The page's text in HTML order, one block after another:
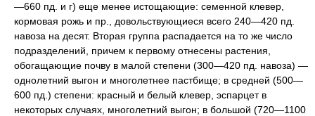
—660 пд. и г) еще менее истощающие: семенной клевер,
кормовая рожь и пр., довольствующиеся всего 240—420 пд.
навоза на десят. Вторая группа распадается на то же число
подразделений, причем к первому отнесены растения,
обогащающие почву в малой степени (300—420 пд. навоза) —
однолетний выгон и многолетнее пастбище; в средней (500—
600 пд.) степени: красный и белый клевер, эспарцет в
некоторых случаях, многолетний выгон; в большой (720—1100